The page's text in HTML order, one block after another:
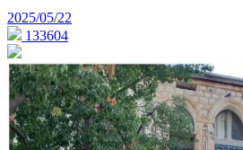
2025/05/22
133604